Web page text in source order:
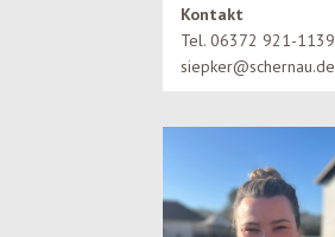
Kontakt
Tel. 06372 921-1139
siepker@schernau.de